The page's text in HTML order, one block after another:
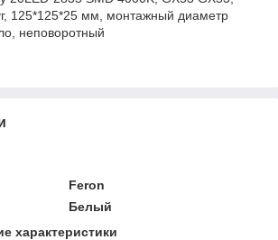
125*125*25 мм, монтажный диаметр
неповоротный
Feron
Белый
характеристики